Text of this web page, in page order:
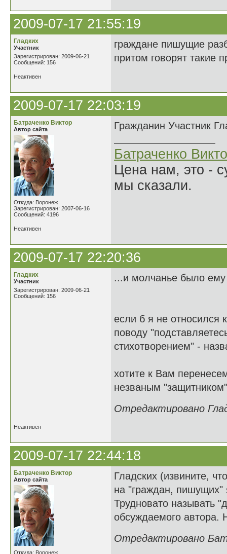
2009-07-17 21:55:19
Гладких
Участник
Зарегистрирован: 2009-06-21
Сообщений: 156
граждане пишущие
притом говорят такие
Неактивен
2009-07-17 22:03:19
Батраченко Виктор
Автор сайта
Откуда: Воронеж
Зарегистрирован: 2007-06-16
Сообщений: 4196
Гражданин Участник
Батраченко
Цена нам, это -
мы сказали.
Неактивен
2009-07-17 22:20:36
Гладких
Участник
Зарегистрирован: 2009-06-21
Сообщений: 156
...и молчанье было ему
если б я не
поводу
стихотворением" -
хотите к Вам
незваным
Отредактировано
Неактивен
2009-07-17 22:44:18
Батраченко Виктор
Автор сайта
Откуда: Воронеж
Гладских (извините,
на "граждан, пишущих"
Трудновато называть
обсуждаемого автора.
Отредактировано